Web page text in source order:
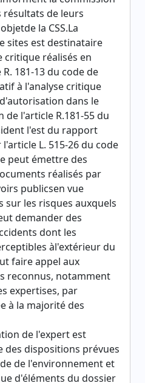
résultats de leurs
la CSS.La
sites est destinataire
critique réalisés en
181-13 du code de
à l'analyse critique
dans le
l'article R.181-55 du
l'est du rapport
L. 515-26 du code
peut émettre des
réalisés par
publicsen vue
les risques auxquels
demander des
dont les
àl'extérieur du
faire appel aux
reconnus, notamment
expertises, par
à la majorité des
de l'expert est
des dispositions prévues
de l'environnement et
d'éléments du dossier